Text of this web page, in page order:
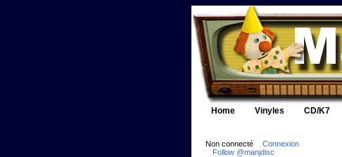
Home Vinyles CD/K7
Non connecté
Connexion
Follow @manjdisc